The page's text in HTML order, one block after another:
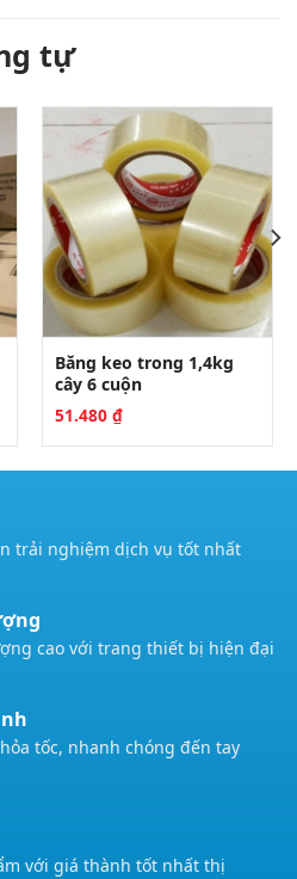
tự
Băng keo trong 1,4kg
cây 6 cuộn
51.480 ₫
trải nghiệm dịch vụ tốt nhất
cao với trang thiết bị hiện đại
tốc, nhanh chóng đến tay
với giá thành tốt nhất thị